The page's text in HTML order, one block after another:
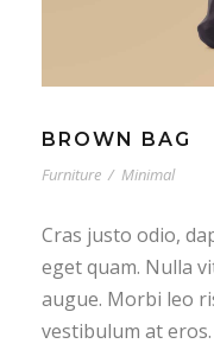
BROWN BAG
Furniture / Minimal
Cras justo odio,
eget quam. Nulla
augue. Morbi leo
vestibulum at